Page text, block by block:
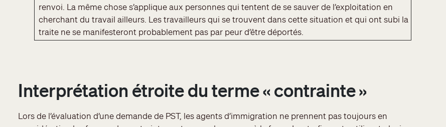
renvoi. La même chose s’applique aux personnes qui tentent de se sauver de l’exploitation en
cherchant du travail ailleurs. Les travailleurs qui se trouvent dans cette situation et qui ont subi la
traite ne se manifesteront probablement pas par peur d’être déportés.
Interprétation étroite du terme « contrainte »
Lors de l’évaluation d’une demande de PST, les agents d’immigration ne prennent pas toujours en